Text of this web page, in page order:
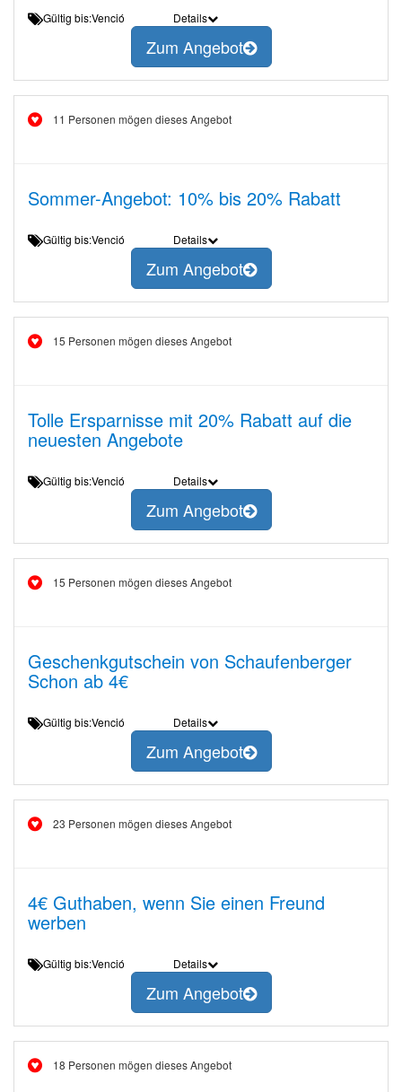
Gültig bis:Venció Details
Zum Angebot
11 Personen mögen dieses Angebot
Sommer-Angebot: 10% bis 20% Rabatt
Gültig bis:Venció Details
Zum Angebot
15 Personen mögen dieses Angebot
Tolle Ersparnisse mit 20% Rabatt auf die
neuesten Angebote
Gültig bis:Venció Details
Zum Angebot
15 Personen mögen dieses Angebot
Geschenkgutschein von Schaufenberger
Schon ab 4€
Gültig bis:Venció Details
Zum Angebot
23 Personen mögen dieses Angebot
4€ Guthaben, wenn Sie einen Freund
werben
Gültig bis:Venció Details
Zum Angebot
18 Personen mögen dieses Angebot